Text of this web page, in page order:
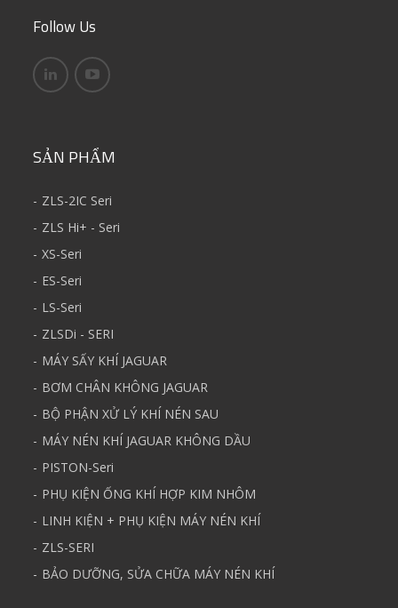
Follow Us
SẢN PHẨM
ZLS-2IC Seri
ZLS Hi+ - Seri
XS-Seri
ES-Seri
LS-Seri
ZLSDi - SERI
MÁY SẤY KHÍ JAGUAR
BƠM CHÂN KHÔNG JAGUAR
BỘ PHẬN XỬ LÝ KHÍ NÉN SAU
MÁY NÉN KHÍ JAGUAR KHÔNG DẦU
PISTON-Seri
PHỤ KIỆN ỐNG KHÍ HỢP KIM NHÔM
LINH KIỆN + PHỤ KIỆN MÁY NÉN KHÍ
ZLS-SERI
BẢO DƯỠNG, SỬA CHỮA MÁY NÉN KHÍ